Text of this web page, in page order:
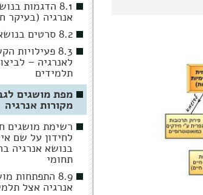
8.1 הדגמות
אנרגיה (בעיקר
8.2 סרטים בנושאי אנרגיה
8.3 פעילויות
לאנרגיה –
תלמידים
מפת מושגים
מקורות אנרגיה
רשימת מושגים
לחידון על שם
בנושא אנרגיה
תחומי
8.9 התפתחות
אנרגיה אצל